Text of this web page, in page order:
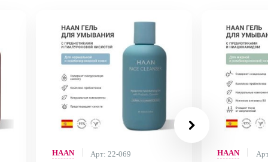
HAAN
Арт: 22-069
HAAN